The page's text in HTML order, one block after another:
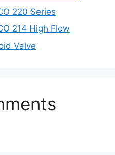
220 Series
214 High Flow
Valve